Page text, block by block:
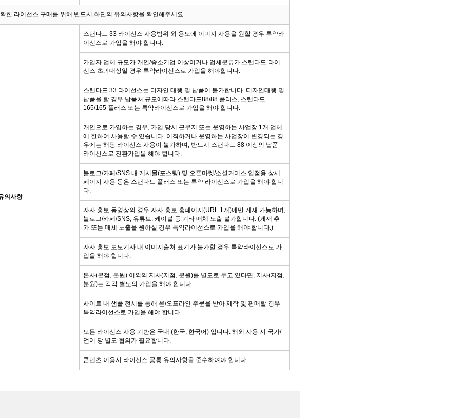
한 라이선스 구매를 위해 반드시 하단의 유의사항을 확인해주세요
의사항
스탠다드 33 라이선스 사용범위 외 용도에 이미지 사용을 원할 경우 특약라
이선스로 가입을 해야 합니다.
가입자 업체 규모가 개인/중소기업 이상이거나 업체분류가 스탠다드 라이
선스 초과대상일 경우 특약라이선스로 가입을 해야합니다.
스탠다드 33 라이선스는 디자인 대행 및 납품이 불가합니다. 디자인대행 및
납품을 할 경우 납품처 규모에따라 스탠다드88/88 플러스, 스탠다드
165/165 플러스 또는 특약라이선스로 가입을 해야 합니다.
개인으로 가입하는 경우, 가입 당시 근무지 또는 운영하는 사업장 1개 업체
에 한하여 사용할 수 있습니다. 이직하거나 운영하는 사업장이 변경되는 경
우에는 해당 라이선스 사용이 불가하며, 반드시 스탠다드 88 이상의 납품
라이선스로 전환가입을 해야 합니다.
블로그/카페/SNS 내 게시물(포스팅) 및 오픈마켓/소셜커머스 입점용 상세
페이지 사용 등은 스탠다드 플러스 또는 특약 라이선스로 가입을 해야 합니
다.
자사 홍보 동영상의 경우 자사 홍보 홈페이지(URL 1개)에만 게재 가능하며,
블로그/카페/SNS, 유튜브, 케이블 등 기타 매체 노출 불가합니다. (게재 추
가 또는 매체 노출을 원하실 경우 특약라이선스로 가입을 해야 합니다.)
자사 홍보 보도기사 내 이미지출처 표기가 불가할 경우 특약라이선스로 가
입을 해야 합니다.
본사(본점, 본원) 이외의 지사(지점, 분원)를 별도로 두고 있다면, 지사(지점,
분원)는 각각 별도의 가입을 해야 합니다.
사이트 내 샘플 전시를 통해 온/오프라인 주문을 받아 제작 및 판매할 경우
특약라이선스로 가입을 해야 합니다.
모든 라이선스 사용 기반은 국내 (한국, 한국어) 입니다. 해외 사용 시 국가/
언어 당 별도 협의가 필요합니다.
콘텐츠 이용시 라이선스 공통 유의사항을 준수하여야 합니다.